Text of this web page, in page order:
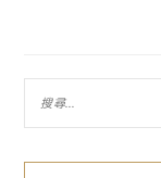
覽